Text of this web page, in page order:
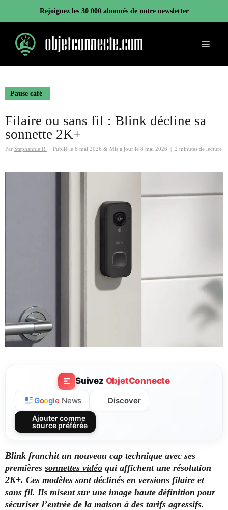
contenu
Rejoignez les 30 000 abonnés de notre newsletter
Menu
Pause café
Filaire ou sans fil : Blink décline sa
sonnette 2K+
Par Stephannie R. Publié le 8 mai 2026 & Mis à jour le 8 mai 2026 2 minutes de lecture
Suivez ObjetConnecte
Google News Discover
Ajouter comme
source préférée
Blink franchit un nouveau cap technique avec ses
premières sonnettes vidéo qui affichent une résolution
2K+. Ces modèles sont déclinés en versions filaire et
sans fil. Ils misent sur une image haute définition pour
sécuriser l’entrée de la maison à des tarifs agressifs.